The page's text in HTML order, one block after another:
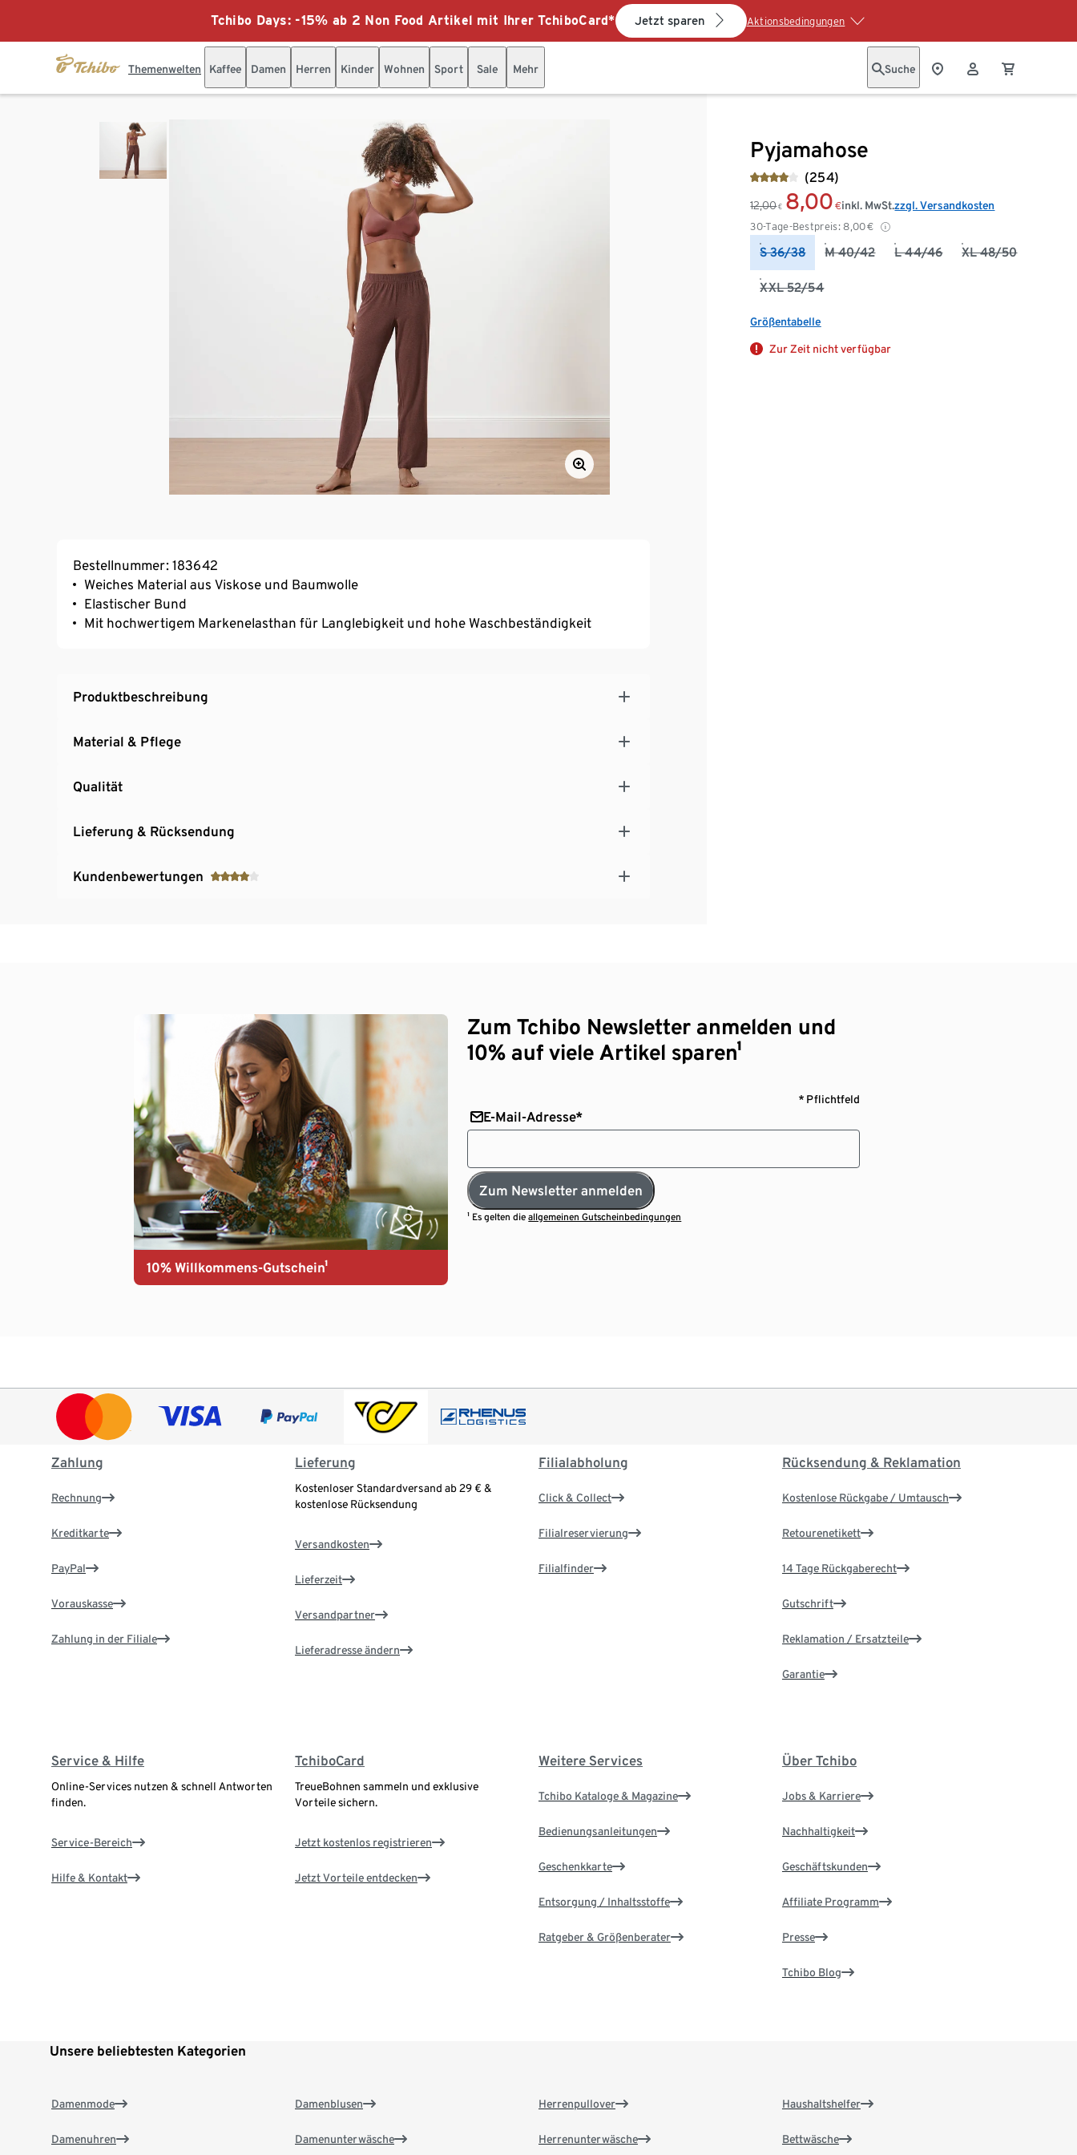
Tchibo Days: -15% ab 2 Non Food Artikel mit Ihrer TchiboCard* Jetzt sparen Aktionsbedingungen
Themenwelten Kaffee Damen Herren Kinder Wohnen Sport Sale Mehr Suche
Pyjamahose
(254)
12,00 € 8,00 €
30-Tage-Bestpreis: 8,00€
inkl. MwSt.zzgl. Versandkosten
S 36/38 M 40/42 L 44/46 XL 48/50
XXL 52/54
Größentabelle
Zur Zeit nicht verfügbar
Bestellnummer: 183642
Weiches Material aus Viskose und Baumwolle
Elastischer Bund
Mit hochwertigem Markenelasthan für Langlebigkeit und hohe Waschbeständigkeit
Produktbeschreibung
Material & Pflege
Qualität
Lieferung & Rücksendung
Kundenbewertungen
10% Willkommens-Gutschein¹
Zum Tchibo Newsletter anmelden und
10% auf viele Artikel sparen¹
* Pflichtfeld
E-Mail-Adresse*
Zum Newsletter anmelden
¹ Es gelten dieallgemeinen Gutscheinbedingungen
Zahlung
Rechnung
Kreditkarte
PayPal
Vorauskasse
Zahlung in der Filiale
Lieferung
Kostenloser Standardversand ab 29 € &
kostenlose Rücksendung
Versandkosten
Lieferzeit
Versandpartner
Lieferadresse ändern
Filialabholung
Click & Collect
Filialreservierung
Filialfinder
Rücksendung & Reklamation
Kostenlose Rückgabe / Umtausch
Retourenetikett
14 Tage Rückgaberecht
Gutschrift
Reklamation / Ersatzteile
Garantie
Service & Hilfe
Online-Services nutzen & schnell Antworten
finden.
Service-Bereich
Hilfe & Kontakt
TchiboCard
TreueBohnen sammeln und exklusive
Vorteile sichern.
Jetzt kostenlos registrieren
Jetzt Vorteile entdecken
Weitere Services
Tchibo Kataloge & Magazine
Bedienungsanleitungen
Geschenkkarte
Entsorgung / Inhaltsstoffe
Ratgeber & Größenberater
Über Tchibo
Jobs & Karriere
Nachhaltigkeit
Geschäftskunden
Affiliate Programm
Presse
Tchibo Blog
Unsere beliebtesten Kategorien
Damenmode
Damenuhren
Damenblusen
Damenunterwäsche
Herrenpullover
Herrenunterwäsche
Haushaltshelfer
Bettwäsche